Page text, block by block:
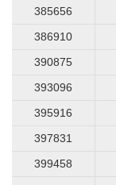
385656
386910
390875
393096
395916
397831
399458